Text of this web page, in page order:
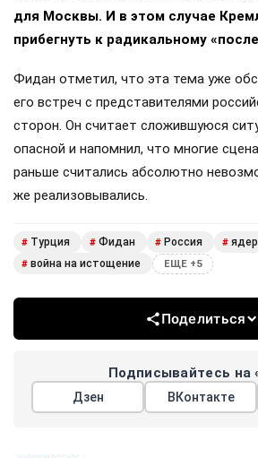
для Москвы. И в этом случае
прибегнуть к радикальному
Фидан отметил, что эта тема уже
его встреч с представителями
сторон. Он считает сложившуюся
опасной и напомнил, что многие
раньше считались абсолютно
же реализовывались.
# Турция # Фидан # Россия #
# война на истощение ЕЩЕ +5
Поделиться
Подписывайтесь на
Дзен ВКонтакте